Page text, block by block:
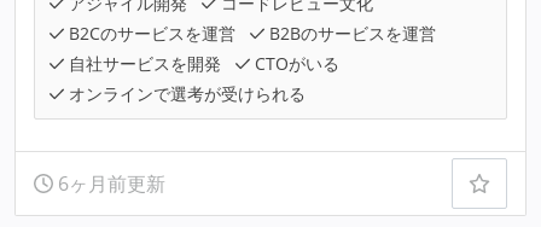
B2Cのサービスを運営
B2Bのサービスを運営
自社サービスを開発
CTOがいる
オンラインで選考が受けられる
6ヶ月前更新